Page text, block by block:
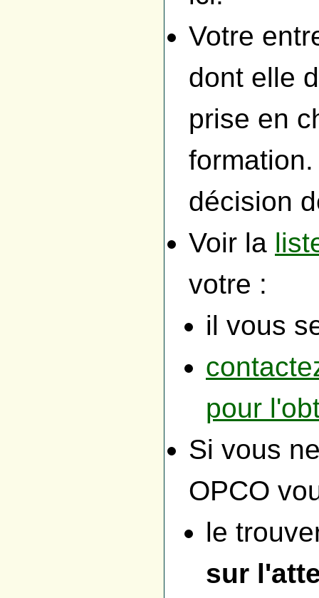
Votre
dont elle
prise en
décision
Voir la
votre :
il vous
pour
Si vous
OPCO
le
sur